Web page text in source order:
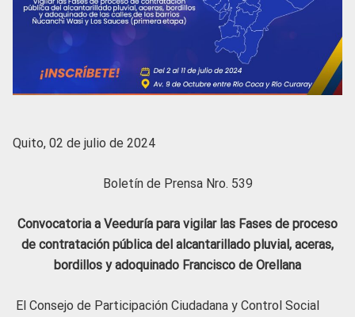
Quito, 02 de julio de 2024
Boletín de Prensa Nro. 539
Convocatoria a Veeduría para vigilar las Fases de proceso
de contratación pública del alcantarillado pluvial, aceras,
bordillos y adoquinado Francisco de Orellana
El Consejo de Participación Ciudadana y Control Social